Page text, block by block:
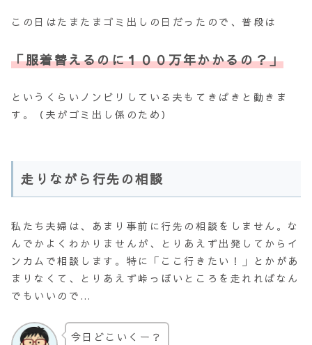
この日はたまたまゴミ出しの日だったので、普段は
「服着替えるのに１００万年かかるの？」
というくらいノンビリしている夫もてきぱきと動きま
す。（夫がゴミ出し係のため）
走りながら行先の相談
私たち夫婦は、あまり事前に行先の相談をしません。な
んでかよくわかりませんが、とりあえず出発してからイ
ンカムで相談します。特に「ここ行きたい！」とかがあ
まりなくて、とりあえず峠っぽいところを走れればなん
でもいいので…
今日どこいくー？